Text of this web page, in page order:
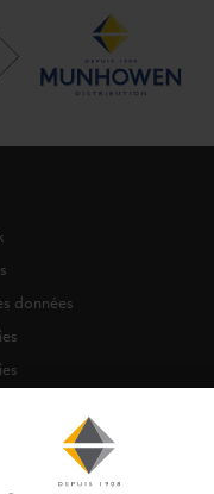
données
droits réservés